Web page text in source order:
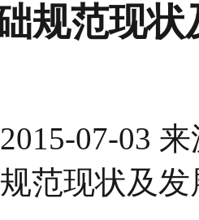
规范现
2015-07-03 来
范现状及